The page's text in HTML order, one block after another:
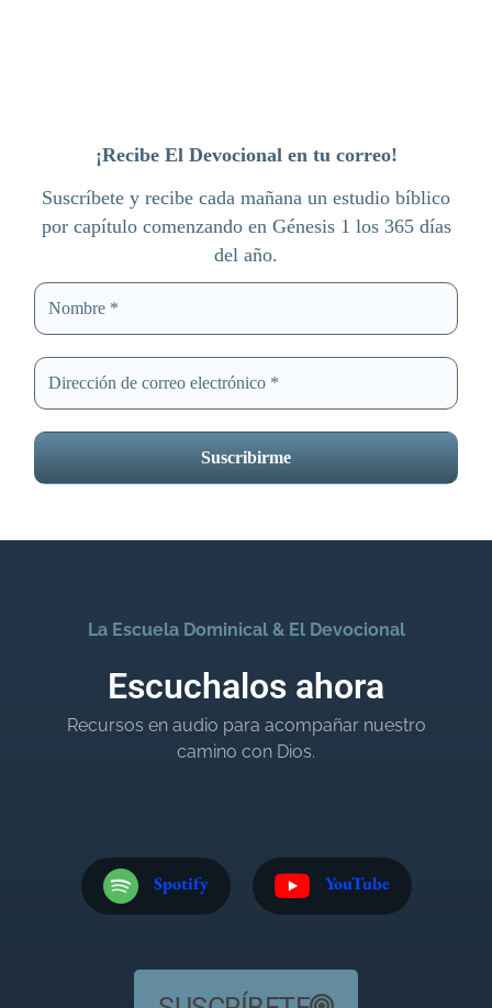
¡Recibe El Devocional en tu correo!
Suscríbete y recibe cada mañana un estudio bíblico
por capítulo comenzando en Génesis 1 los 365 días
del año.
La Escuela Dominical & El Devocional
Escuchalos ahora
Recursos en audio para acompañar nuestro
camino con Dios.
Spotify YouTube